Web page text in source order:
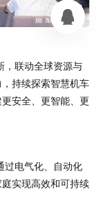
，联动全球资源与
持续探索智慧机车
安全、更智能、更
过电气化、自动化
实现高效和可持续